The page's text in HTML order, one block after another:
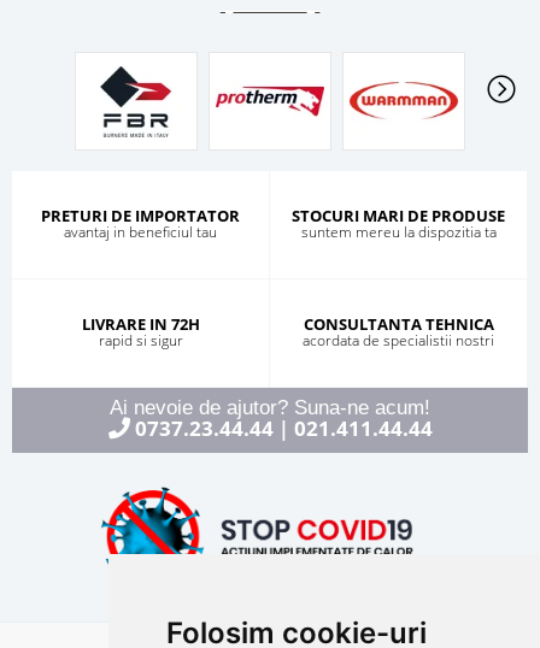
Folosim cookie-uri
PRETURI DE IMPORTATOR
avantaj in beneficiul tau
STOCURI MARI DE PRODUSE
suntem mereu la dispozitia ta
LIVRARE IN 72H
rapid si sigur
CONSULTANTA TEHNICA
acordata de specialistii nostri
Ai nevoie de ajutor? Suna-ne acum!
0737.23.44.44| 021.411.44.44